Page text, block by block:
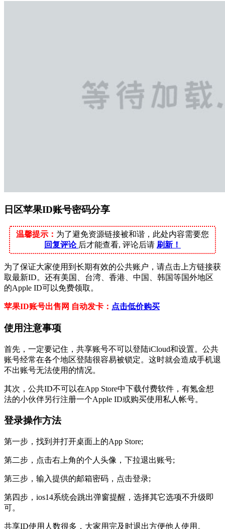
日区苹果ID账号密码分享
温馨提示： 为了避免资源链接被和谐，此处内容需要您
回复评论 后才能查看, 评论后请 刷新！
为了保证大家使用到长期有效的公共账户，请点击上方链接获
取最新ID。还有美国、台湾、香港、中国、韩国等国外地区
的Apple ID可以免费领取。
苹果ID账号出售网 自动发卡： 点击低价购买
使用注意事项
首先，一定要记住，共享账号不可以登陆iCloud和设置。公共
账号经常在各个地区登陆很容易被锁定。这时就会造成手机退
不出账号无法使用的情况。
其次，公共ID不可以在App Store中下载付费软件，有氪金想
法的小伙伴另行注册一个Apple ID或购买使用私人帐号。
登录操作方法
第一步，找到并打开桌面上的App Store;
第二步，点击右上角的个人头像，下拉退出账号;
第三步，输入提供的邮箱密码，点击登录;
第四步，ios14系统会跳出弹窗提醒，选择其它选项不升级即
可。
共享ID使用人数很多，大家用完及时退出方便他人使用。